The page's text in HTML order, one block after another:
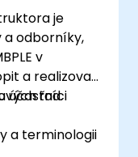
je
a odborníky,
v
a realizovat
řad.
účastníci
a terminologii